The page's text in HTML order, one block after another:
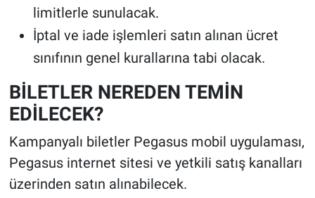
limitlerle sunulacak.
İptal ve iade işlemleri satın alınan ücret
sınıfının genel kurallarına tabi olacak.
BİLETLER NEREDEN TEMİN
EDİLECEK?
Kampanyalı biletler Pegasus mobil uygulaması,
Pegasus internet sitesi ve yetkili satış kanalları
üzerinden satın alınabilecek.